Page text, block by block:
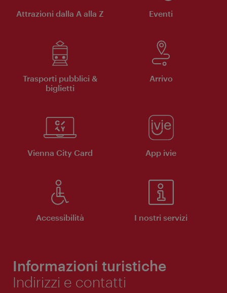
Attrazioni dalla A alla Z Eventi
Trasporti pubblici &
biglietti
Arrivo
Vienna City Card App ivie
Accessibilità I nostri servizi
Informazioni turistiche
Indirizzi e contatti